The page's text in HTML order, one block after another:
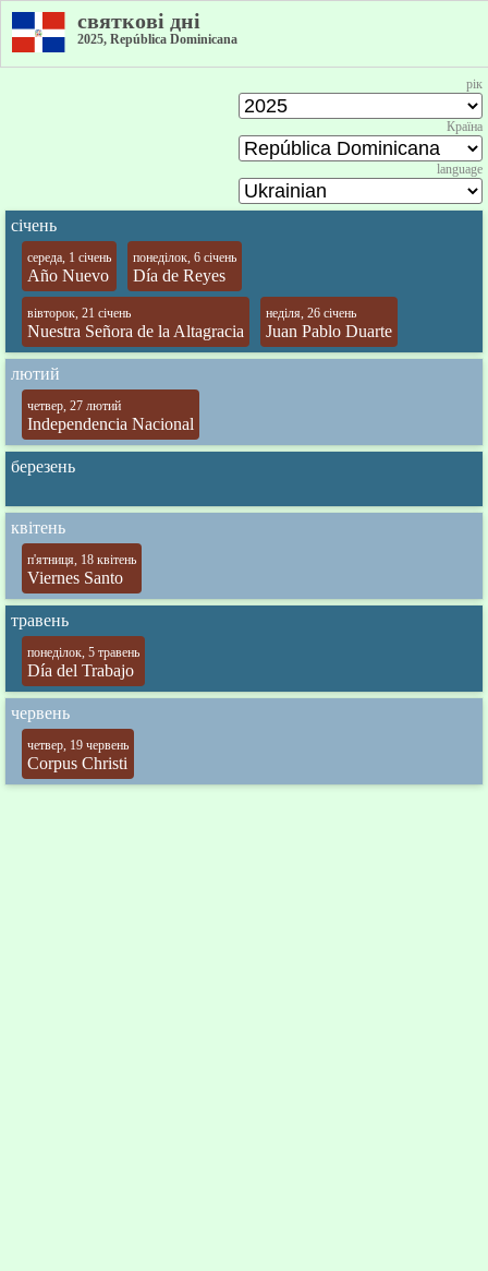
святкові дні
2025, República Dominicana
рік
Країна
language
січень
середа, 1 січень
Año Nuevo
понеділок, 6 січень
Día de Reyes
вівторок, 21 січень
Nuestra Señora de la Altagracia
неділя, 26 січень
Juan Pablo Duarte
лютий
четвер, 27 лютий
Independencia Nacional
березень
квітень
п'ятниця, 18 квітень
Viernes Santo
травень
понеділок, 5 травень
Día del Trabajo
червень
четвер, 19 червень
Corpus Christi